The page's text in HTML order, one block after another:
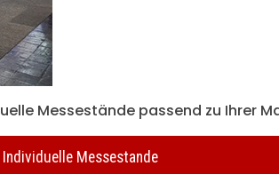
Messestände passend zu Ihrer
Individuelle Messestande